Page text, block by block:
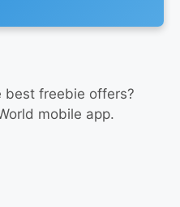
best freebie offers?
mobile app.